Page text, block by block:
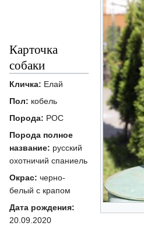
Карточка
собаки
Кличка: Елай
Пол: кобель
Порода: РОС
Порода полное
название: русский
охотничий спаниель
Окрас: черно-
белый с крапом
Дата рождения:
20.09.2020